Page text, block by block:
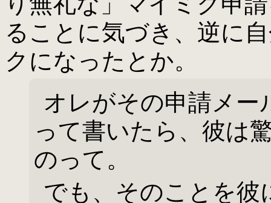
ることに気づき、逆に
クになったとか。
オレがその申請メ
って書いたら、彼は
のって。
でも、そのことを